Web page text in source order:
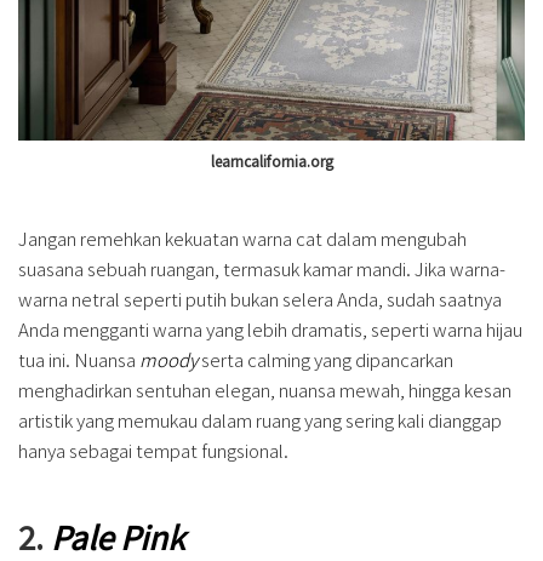
learncalifornia.org
Jangan remehkan kekuatan warna cat dalam mengubah
suasana sebuah ruangan, termasuk kamar mandi. Jika warna-
warna netral seperti putih bukan selera Anda, sudah saatnya
Anda mengganti warna yang lebih dramatis, seperti warna hijau
tua ini. Nuansa moodyserta calming yang dipancarkan
menghadirkan sentuhan elegan, nuansa mewah, hingga kesan
artistik yang memukau dalam ruang yang sering kali dianggap
hanya sebagai tempat fungsional.
2. Pale Pink